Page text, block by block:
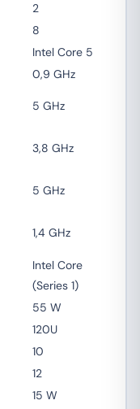
2
8
Intel Core 5
0,9 GHz
5 GHz
3,8 GHz
5 GHz
1,4 GHz
Intel Core
(Series 1)
55 W
120U
10
12
15 W